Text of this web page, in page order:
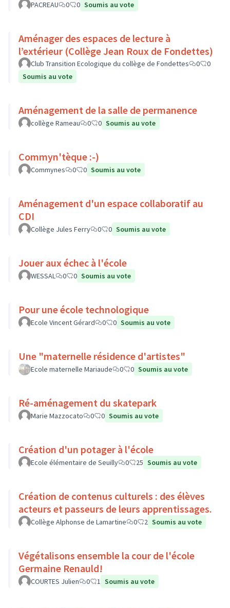
PACREAU 0 0 Soumis au vote
Aménager des espaces de lecture à
l’extérieur (Collège Jean Roux de Fondettes)
Club Transition Ecologique du collège de Fondettes 0
0
Soumis au vote
Aménagement de la salle de permanence
collège Rameau 0 0 Soumis au vote
Commyn'tèque :-)
Commynes 0 0 Soumis au vote
Aménagement d'un espace collaboratif au
CDI
Collège Jules Ferry 0 0 Soumis au vote
Jouer aux échec à l'école
WESSAL 0 0 Soumis au vote
Pour une école technologique
Ecole Vincent Gérard 0 0 Soumis au vote
Une "maternelle résidence d'artistes"
Ecole maternelle Mariaude 0 0 Soumis au vote
Ré-aménagement du skatepark
Marie Mazzocato 0 0 Soumis au vote
Création d'un potager à l'école
Ecole élémentaire de Seuilly 0 25 Soumis au vote
Création de contenus culturels : des élèves
acteurs et passeurs de leurs apprentissages.
Collège Alphonse de Lamartine 0 2 Soumis au vote
Végétalisons ensemble la cour de l'école
Germaine Renauld!
COURTES Julien 0 1 Soumis au vote